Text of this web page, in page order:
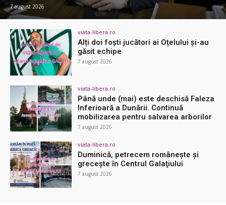
7 august 2026
viata-libera.ro
Alți doi foști jucători ai Oțelului și-au
găsit echipe
7 august 2026
viata-libera.ro
Până unde (mai) este deschisă Faleza
Inferioară a Dunării. Continuă
mobilizarea pentru salvarea arborilor
7 august 2026
viata-libera.ro
Duminică, petrecem româneşte şi
greceşte în Centrul Galaţiului
7 august 2026